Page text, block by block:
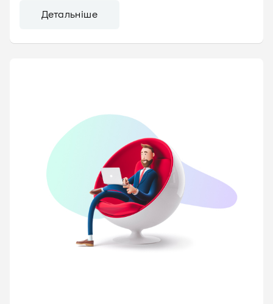
Детальніше